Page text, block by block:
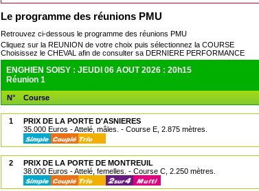
Le programme des réunions PMU
Retrouvez ci-dessous le programme des réunions PMU
Cliquez sur la REUNION de votre choix puis sélectionnez la COURSE
Choisissez le CHEVAL afin de consulter sa DERNIERE PERFORMANCE
ENGHIEN SOISY : JEUDI 06 AOUT 2026 : 20h15
Réunion 1
N° Course
1
PRIX DE LA PORTE D'ASNIERES
35.000 Euros - Attelé, mâles. - Course E, 2.875 mètres.
2
PRIX DE LA PORTE DE MONTREUIL
38.000 Euros - Attelé, femelles. - Course C, 2.250 mètres.